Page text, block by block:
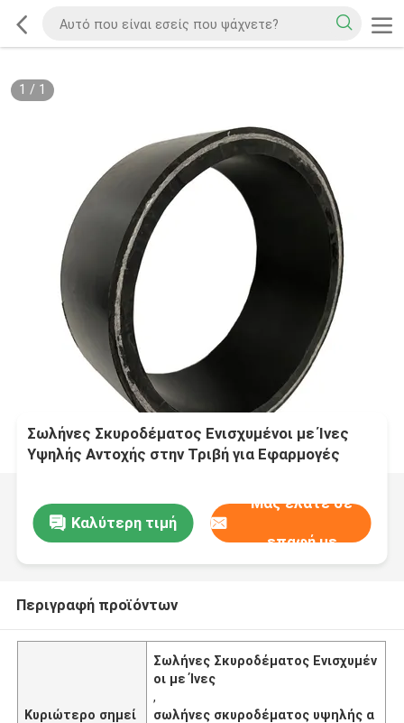
1 / 1
Σωλήνες Σκυροδέματος Ενισχυμένοι με Ίνες
Υψηλής Αντοχής στην Τριβή για Εφαρμογές
Καλύτερη τιμή
Μας ελάτε σε
επαφή με
Περιγραφή προϊόντων
Κυριώτερο σημεί
Σωλήνες Σκυροδέματος Ενισχυμέν
οι με Ίνες
,
σωλήνες σκυροδέματος υψηλής α